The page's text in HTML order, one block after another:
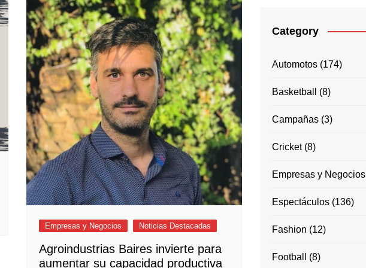
Empresas y Negocios Noticias Destacadas
Agroindustrias Baires invierte para
aumentar su capacidad productiva
Category
Automotos (174)
Basketball (8)
Campañas (3)
Cricket(8)
Empresas y Negocios
Espectáculos (136)
Fashion (12)
Football (8)